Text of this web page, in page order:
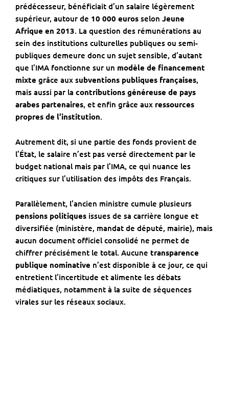
prédécesseur, bénéficiait d’un salaire légèrement
supérieur, autour de 10 000 euros selon Jeune
Afrique en 2013. La question des rémunérations au
sein des institutions culturelles publiques ou semi-
publiques demeure donc un sujet sensible, d’autant
que l’IMA fonctionne sur un modèle de financement
mixte grâce aux subventions publiques françaises,
mais aussi par la contributions généreuse de pays
arabes partenaires, et enfin grâce aux ressources
propres de l’institution.
Autrement dit, si une partie des fonds provient de
l’État, le salaire n’est pas versé directement par le
budget national mais par l’IMA, ce qui nuance les
critiques sur l’utilisation des impôts des Français.
Parallèlement, l’ancien ministre cumule plusieurs
pensions politiques issues de sa carrière longue et
diversifiée (ministère, mandat de député, mairie), mais
aucun document officiel consolidé ne permet de
chiffrer précisément le total. Aucune transparence
publique nominative n’est disponible à ce jour, ce qui
entretient l’incertitude et alimente les débats
médiatiques, notamment à la suite de séquences
virales sur les réseaux sociaux.